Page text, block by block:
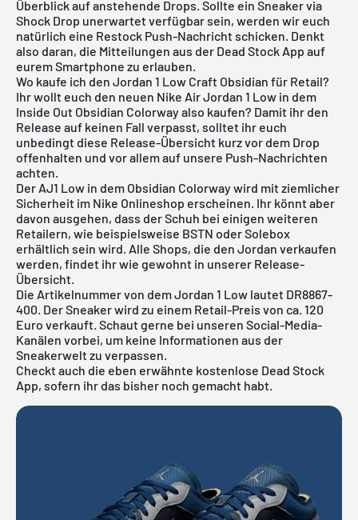
Überblick auf anstehende Drops. Sollte ein Sneaker via
Shock Drop unerwartet verfügbar sein, werden wir euch
natürlich eine Restock Push-Nachricht schicken. Denkt
also daran, die Mitteilungen aus der Dead Stock App auf
eurem Smartphone zu erlauben.
Wo kaufe ich den Jordan 1 Low Craft Obsidian für Retail?
Ihr wollt euch den neuen Nike Air Jordan 1 Low in dem
Inside Out Obsidian Colorway also kaufen? Damit ihr den
Release auf keinen Fall verpasst, solltet ihr euch
unbedingt diese Release-Übersicht kurz vor dem Drop
offenhalten und vor allem auf unsere Push-Nachrichten
achten.
Der AJ1 Low in dem Obsidian Colorway wird mit ziemlicher
Sicherheit im Nike Onlineshop erscheinen. Ihr könnt aber
davon ausgehen, dass der Schuh bei einigen weiteren
Retailern, wie beispielsweise BSTN oder Solebox
erhältlich sein wird. Alle Shops, die den Jordan verkaufen
werden, findet ihr wie gewohnt in unserer Release-
Übersicht.
Die Artikelnummer von dem Jordan 1 Low lautet DR8867-
400. Der Sneaker wird zu einem Retail-Preis von ca. 120
Euro verkauft. Schaut gerne bei unseren Social-Media-
Kanälen vorbei, um keine Informationen aus der
Sneakerwelt zu verpassen.
Checkt auch die eben erwähnte kostenlose Dead Stock
App, sofern ihr das bisher noch gemacht habt.